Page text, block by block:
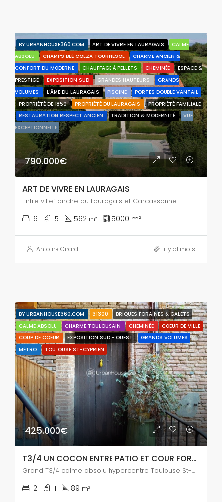
BY URBANHOUSE360.COM ART DE VIVRE EN LAURAGAIS
CALME
ABSOLU
CHAMPS BLÉ COLZA TOURNESOL
CHARME ANCIEN &
CONFORT DU MODERNE
CHAUFFAGE À PELLETS CHEMINÉE
ESPACE &
PRESTIGE
EXPOSITION SUD GRANDES HAUTEURS
GRANDS
VOLUMES
L'ÂME DU LAURAGAIS PISCINE
PORTES DOUBLE VANTAIL
PROPRIÉTÉ DE 1850
PROPRIÉTÉ DU LAURAGAIS
PROPRIÉTÉ FAMILIALE
RESTAURATION RESPECT ANCIEN
TRADITION & MODERNITÉ
VUE
EXCEPTIONNELLE
790.000€
ART DE VIVRE EN LAURAGAIS
Entre villefranche du Lauragais et Carcassonne
6 5 562 m² 5000 m²
Antoine Girard il y a1 mois
BY URBANHOUSE360.COM 31300
BRIQUES FORAINES & GALETS
CALME ABSOLU
CHARME TOULOUSAIN CHEMINÉE
COEUR DE VILLE
COUP DE COEUR
EXPOSITION SUD - OUEST
GRANDS VOLUMES
MÉTRO
TOULOUSE ST-CYPRIEN
425.000€
T3/4 UN COCON ENTRE PATIO ET COUR FORAINE
Grand T3/4 calme absolu hypercentre Toulouse St-Cyprien
2 1 89 m²